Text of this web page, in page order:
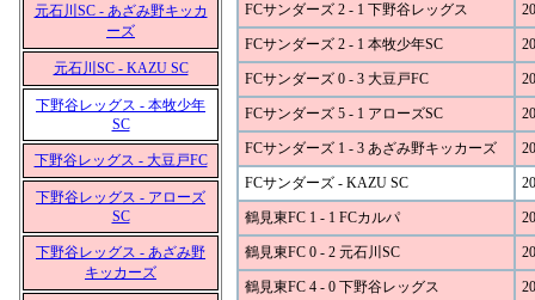
元石川SC - あざみ野キッカ
ーズ
元石川SC - KAZU SC
下野谷レッグス - 本牧少年
SC
下野谷レッグス - 大豆戸FC
下野谷レッグス - アローズ
SC
下野谷レッグス - あざみ野
キッカーズ
FCサンダーズ 2 - 1 下野谷レッグス
FCサンダーズ 2 - 1 本牧少年SC
FCサンダーズ 0 - 3 大豆戸FC
FCサンダーズ 5 - 1 アローズSC
FCサンダーズ 1 - 3 あざみ野キッカーズ
FCサンダーズ - KAZU SC
鶴見東FC 1 - 1 FCカルパ
鶴見東FC 0 - 2 元石川SC
鶴見東FC 4 - 0 下野谷レッグス